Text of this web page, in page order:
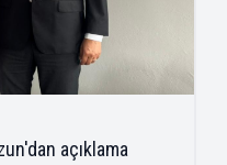
açıklama